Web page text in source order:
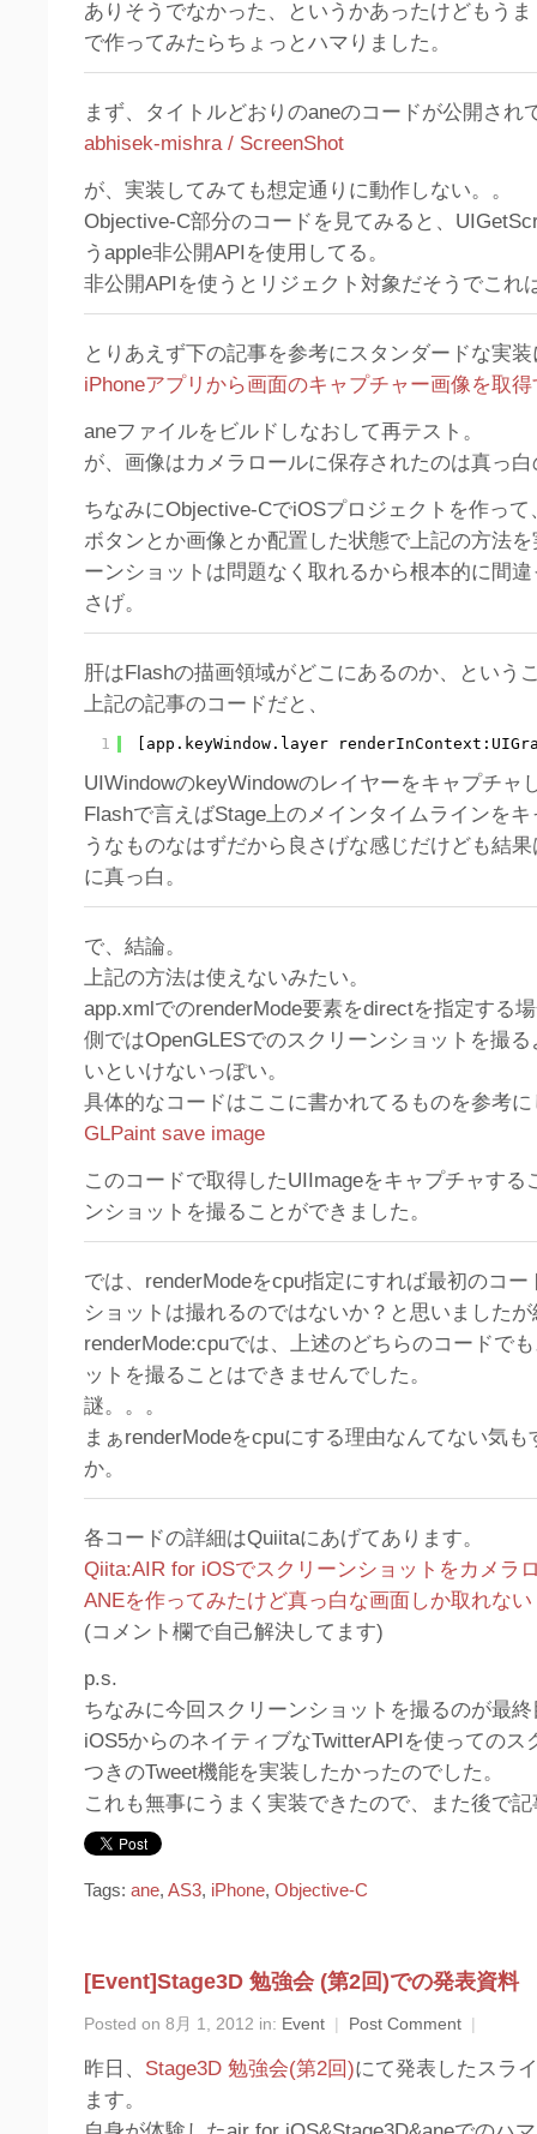
ありそうでなかった、というかあったけどもう
で作ってみたらちょっとハマりました。
まず、タイトルどおりのaneのコードが公開され
abhisek-mishra / ScreenShot
が、実装してみても想定通りに動作しない。。
Objective-C部分のコードを見てみると、
うapple非公開APIを使用してる。
非公開APIを使うとリジェクト対象だそうでこれ
とりあえず下の記事を参考にスタンダードな実
iPhoneアプリから画面のキャプチャー画像を取
aneファイルをビルドしなおして再テスト。
が、画像はカメラロールに保存されたのは真っ
ちなみにObjective-CでiOSプロジェクトを作って
ボタンとか画像とか配置した状態で上記の方法
ーンショットは問題なく取れるから根本的に間
さげ。
肝はFlashの描画領域がどこにあるのか、という
上記の記事のコードだと、
1 [app.keyWindow.layer
UIWindowのkeyWindowのレイヤーをキャプチャ
Flashで言えばStage上のメインタイムラインを
うなものなはずだから良さげな感じだけども結
に真っ白。
で、結論。
上記の方法は使えないみたい。
app.xmlでのrenderMode要素をdirectを指定する
側ではOpenGLESでのスクリーンショットを撮
いといけないっぽい。
具体的なコードはここに書かれてるものを参考
GLPaint save image
このコードで取得したUIImageをキャプチャする
ンショットを撮ることができました。
では、renderModeをcpu指定にすれば最初のコ
ショットは撮れるのではないか？と思いました
renderMode:cpuでは、上述のどちらのコードで
ットを撮ることはできませんでした。
謎。。。
まぁrenderModeをcpuにする理由なんてない気
か。
各コードの詳細はQuiitaにあげてあります。
Qiita:AIR for iOSでスクリーンショットをカメラ
ANEを作ってみたけど真っ白な画面しか取れない
(コメント欄で自己解決してます)
p.s.
ちなみに今回スクリーンショットを撮るのが最
iOS5からのネイティブなTwitterAPIを使ってのス
つきのTweet機能を実装したかったのでした。
これも無事にうまく実装できたので、また後で
Tags: ane, AS3, iPhone, Objective-C
[Event]Stage3D 勉強会 (第2回)での発表資料
Posted on 8月 1, 2012 in: Event | Post Comment |
昨日、 Stage3D 勉強会(第2回)にて発表したスラ
ます。